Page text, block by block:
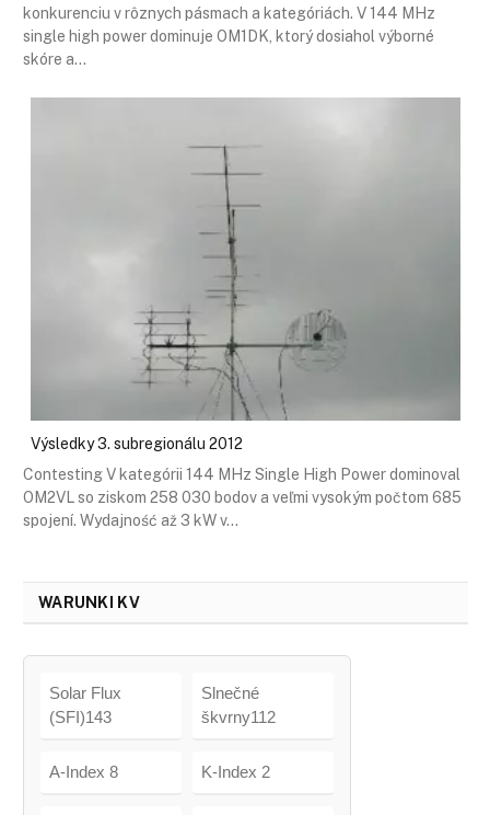
konkurenciu v rôznych pásmach a kategóriách. V 144 MHz
single high power dominuje OM1DK, ktorý dosiahol výborné
skóre a…
Výsledky 3. subregionálu 2012
Contesting V kategórii 144 MHz Single High Power dominoval
OM2VL so ziskom 258 030 bodov a veľmi vysokým počtom 685
spojení. Wydajność až 3 kW v…
WARUNKI KV
Solar Flux
(SFI)143
Slnečné
škvrny112
A-Index 8 K-Index 2